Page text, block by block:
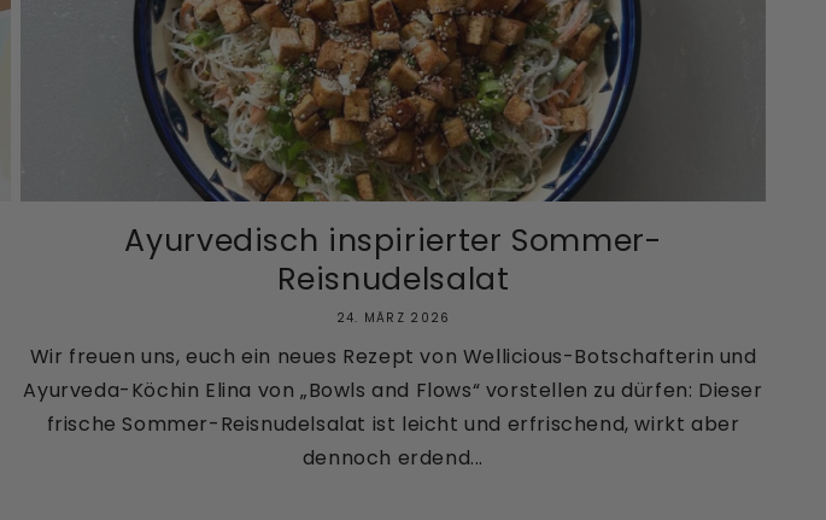
Ayurvedisch inspirierter Sommer-
Reisnudelsalat
24. MÄRZ 2026
Wir freuen uns, euch ein neues Rezept von Wellicious-Botschafterin und
Ayurveda-Köchin Elina von „Bowls and Flows“ vorstellen zu dürfen: Dieser
frische Sommer-Reisnudelsalat ist leicht und erfrischend, wirkt aber
dennoch erdend...